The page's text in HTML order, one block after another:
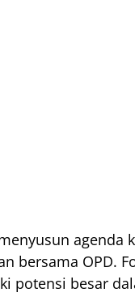
agenda
bersama OPD.
potensi besar